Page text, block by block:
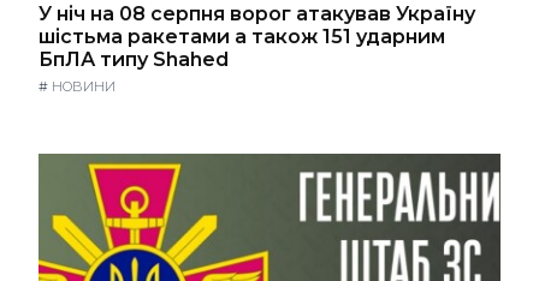
У ніч на 08 серпня ворог атакував Україну
шістьма ракетами а також 151 ударним
БпЛА типу Shahed
# НОВИНИ